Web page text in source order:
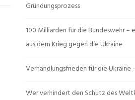
Gründungsprozess
100 Milliarden für die Bundeswehr –
aus dem Krieg gegen die Ukraine
Verhandlungsfrieden für die Ukraine
Wer verhindert den Schutz des